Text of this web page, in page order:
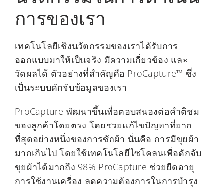
การของเรา
เทคโนโลยีเชิงนวัตกรรมของเราได้รับการ
ออกแบบมาให้เป็นจริง มีความเกี่ยวข้อง และ
วัดผลได้ ตัวอย่างที่สำคัญคือ ProCapture™ ซึ่ง
เป็นระบบดักจับข้อมูลของเรา
ProCapture พัฒนาขึ้นเพื่อตอบสนองต่อคำติชม
ของลูกค้าโดยตรง โดยช่วยแก้ไขปัญหาที่ยาก
ที่สุดอย่างหนึ่งของการซักผ้า นั่นคือ การมีขุยผ้า
มากเกินไป โดยใช้เทคโนโลยีไซโคลนเพื่อดักจับ
ขุยผ้าได้มากถึง 98% ProCapture ช่วยยืดอายุ
การใช้งานเครื่อง ลดความต้องการในการบำรุง